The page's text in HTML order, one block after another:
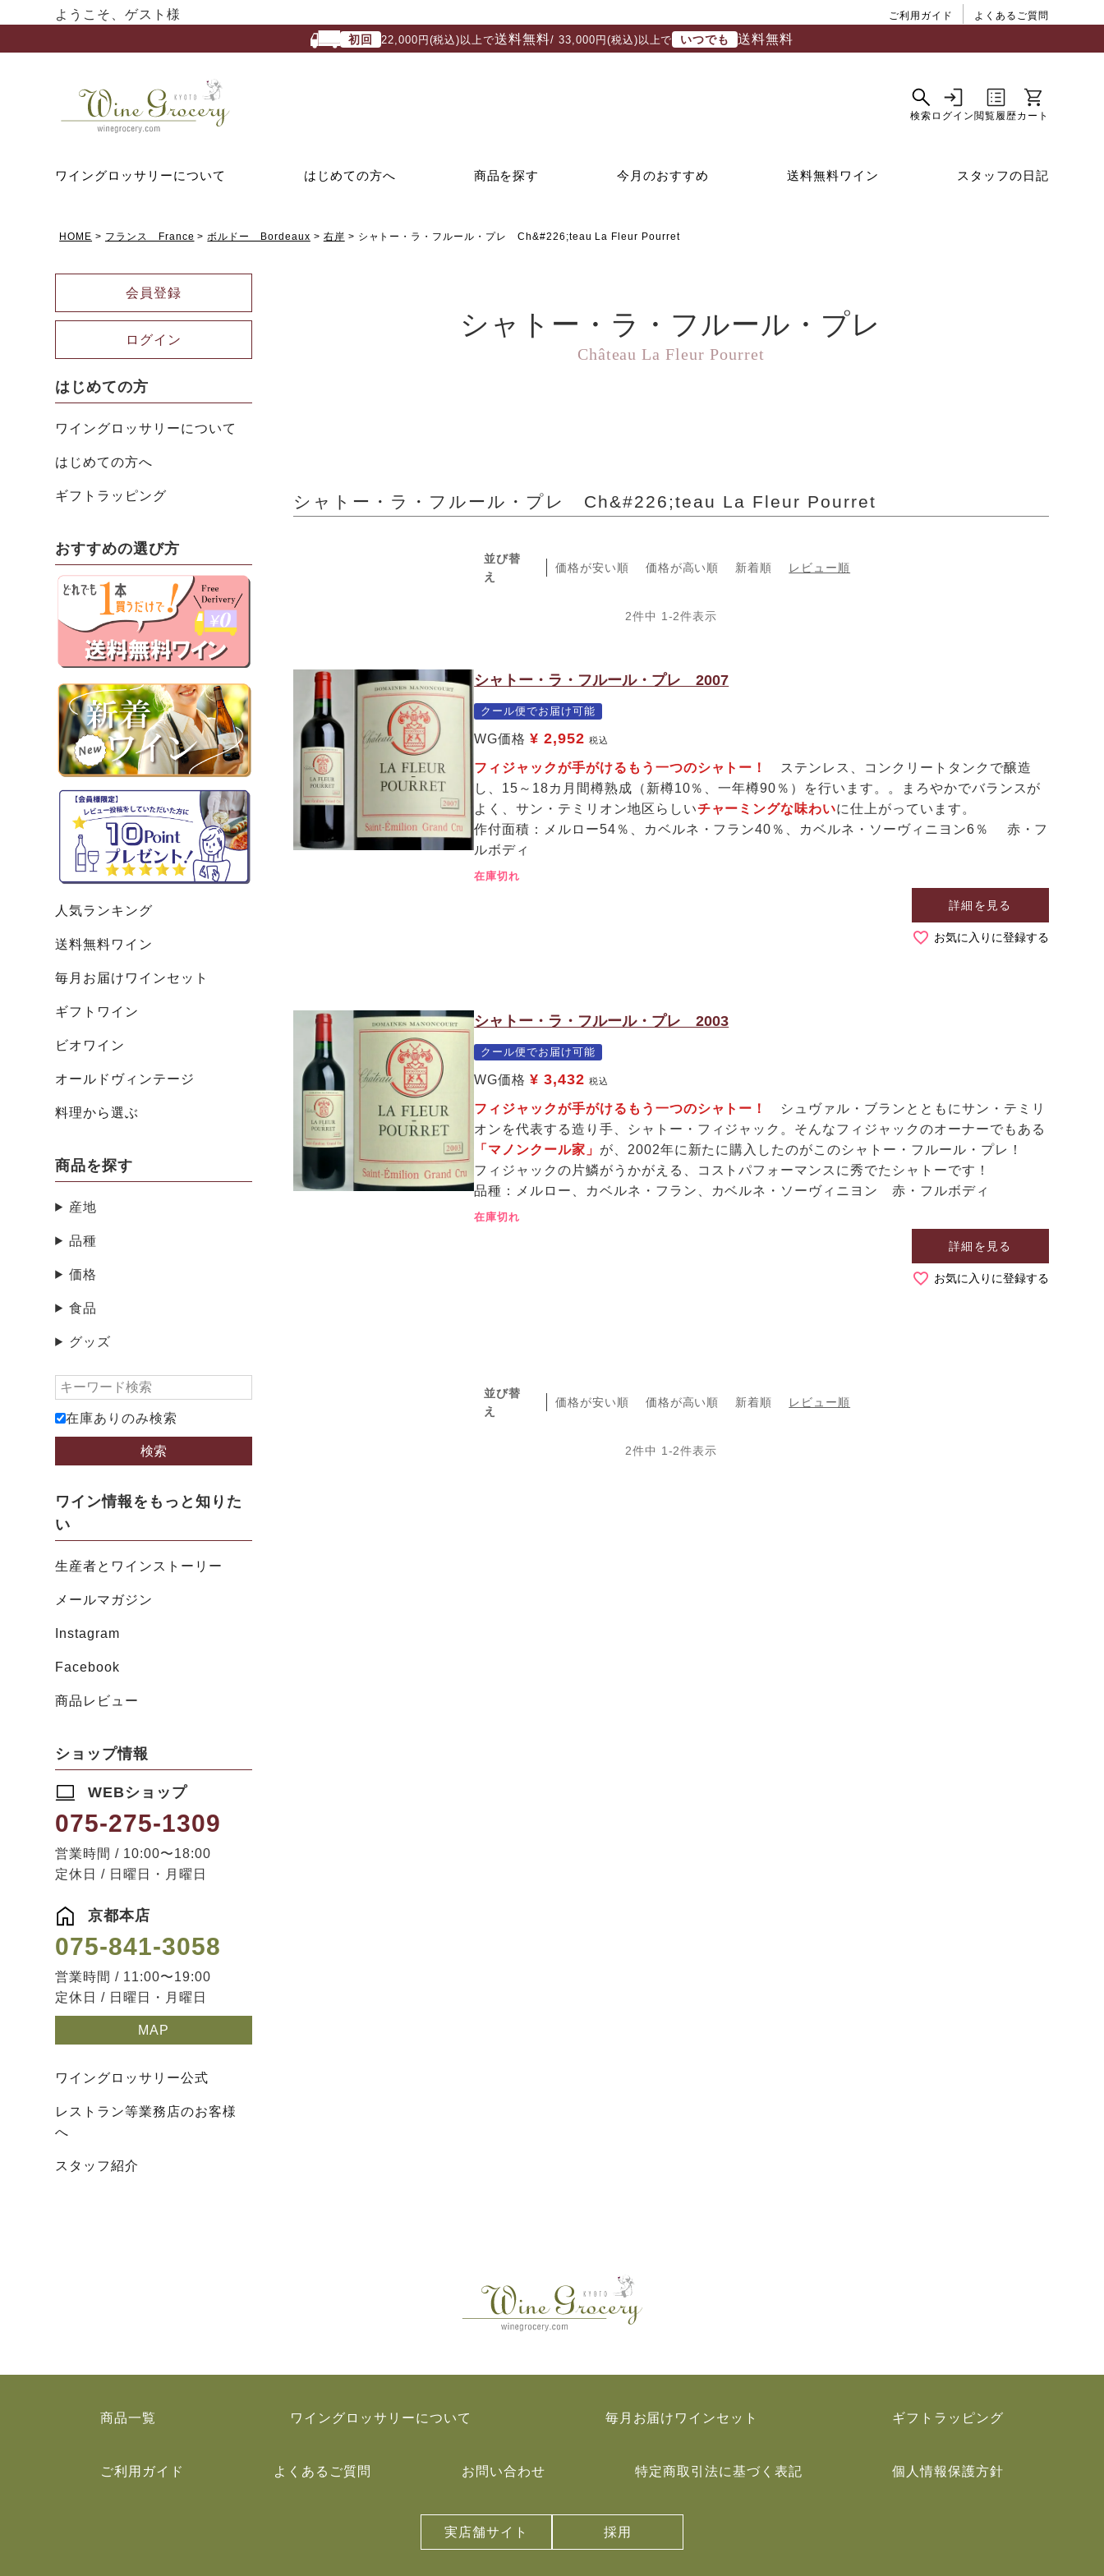
ようこそ、ゲスト様 ご利用ガイド よくあるご質問
初回 22,000円(税込)以上で送料無料/ 33,000円(税込)以上で いつでも 送料無料
ワイングロッサリーについて はじめての方へ 商品を探す 今月のおすすめ 送料無料ワイン スタッフの日記
HOME フランス France ボルドー Bordeaux 右岸 シャトー・ラ・フルール・プレ Ch&#226;teau La Fleur Pourret
会員登録
ログイン
はじめての方
ワイングロッサリーについて
はじめての方へ
ギフトラッピング
おすすめの選び方
人気ランキング
送料無料ワイン
毎月お届けワインセット
ギフトワイン
ビオワイン
オールドヴィンテージ
料理から選ぶ
商品を探す
産地
品種
価格
食品
グッズ
在庫ありのみ検索
検索
ワイン情報をもっと知りた
い
生産者とワインストーリー
メールマガジン
Instagram
Facebook
商品レビュー
ショップ情報
WEBショップ
075-275-1309
営業時間 / 10:00〜18:00
定休日 / 日曜日・月曜日
京都本店
075-841-3058
営業時間 / 11:00〜19:00
定休日 / 日曜日・月曜日
MAP
ワイングロッサリー公式
レストラン等業務店のお客様
へ
スタッフ紹介
シャトー・ラ・フルール・プレ
Château La Fleur Pourret
シャトー・ラ・フルール・プレ Ch&#226;teau La Fleur Pourret
並び替
え
価格が安い順 価格が高い順 新着順 レビュー順
2件中 1 -2件表示
シャトー・ラ・フルール・プレ 2007
クール便でお届け可能
WG価格 ¥ 2,952 税込
フィジャックが手がけるもう一つのシャトー！ ステンレス、コンクリートタンクで醸造
し、15～18カ月間樽熟成（新樽10％、一年樽90％）を行います。。まろやかでバランスが
よく、サン・テミリオン地区らしいチャーミングな味わいに仕上がっています。
作付面積：メルロー54％、カベルネ・フラン40％、カベルネ・ソーヴィニヨン6％ 赤・フ
ルボディ
在庫切れ
詳細を見る
お気に入りに登録する
シャトー・ラ・フルール・プレ 2003
クール便でお届け可能
WG価格 ¥ 3,432 税込
フィジャックが手がけるもう一つのシャトー！
シュヴァル・ブランとともにサン・テミリ
オンを代表する造り手、シャトー・フィジャック。そんなフィジャックのオーナーでもある
「マノンクール家」 が、2002年に新たに購入したのがこのシャトー・フルール・プレ！
フィジャックの片鱗がうかがえる、コストパフォーマンスに秀でたシャトーです！
品種：メルロー、カベルネ・フラン、カベルネ・ソーヴィニヨン 赤・フルボディ
在庫切れ
詳細を見る
お気に入りに登録する
並び替
え
価格が安い順 価格が高い順 新着順 レビュー順
2件中 1 -2件表示
商品一覧 ワイングロッサリーについて 毎月お届けワインセット ギフトラッピング
ご利用ガイド よくあるご質問 お問い合わせ 特定商取引法に基づく表記 個人情報保護方針
実店舗サイト 採用